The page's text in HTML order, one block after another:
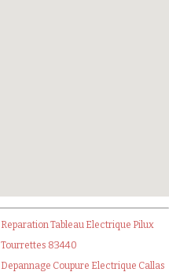
Reparation Tableau Electrique Pilux
Tourrettes 83440
Depannage Coupure Electrique Callas